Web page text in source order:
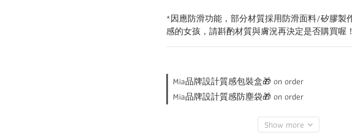
*因應防滑功能，部分材質採用防滑面料/矽膠製
感的女孩，請斟酌材質與膚況再決定是否購買喔！
Mia品牌設計質感包裝盒🎁 on order
Mia品牌設計質感防塵袋🎁 on order
Show more